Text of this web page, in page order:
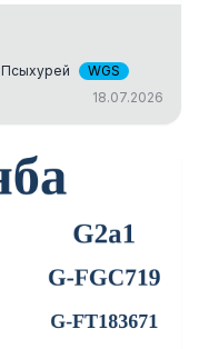
Псыхурей
WGS
18.07.2026